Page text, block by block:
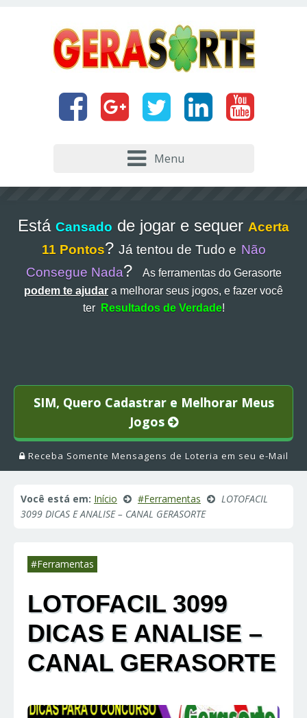
Menu
Está Cansado de jogar e sequer Acerta
11 Pontos? Já tentou de Tudo e Não
Consegue Nada?
As ferramentas do Gerasorte
podem te ajudar a melhorar seus jogos, e fazer você
ter
Resultados de Verdade!
SIM, Quero Cadastrar e Melhorar Meus
Jogos
Receba Somente Mensagens de Loteria em seu e-Mail
Você está em: Início #Ferramentas
LOTOFACIL
3099 DICAS E ANALISE – CANAL GERASORTE
#Ferramentas
LOTOFACIL 3099
DICAS E ANALISE –
CANAL GERASORTE